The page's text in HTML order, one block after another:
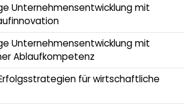
Unternehmensentwicklung mit
Unternehmensentwicklung mit
Ablaufkompetenz
für wirtschaftliche